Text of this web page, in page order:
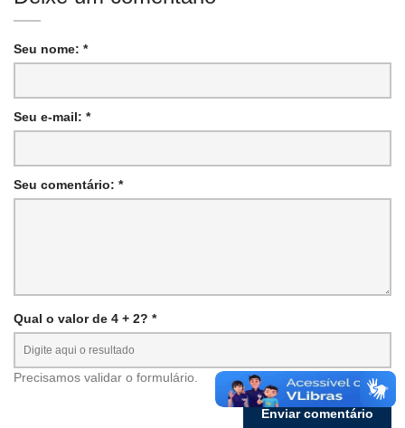
Seu nome: *
Seu e-mail: *
Seu comentário: *
Qual o valor de 4 + 2? *
Precisamos validar o formulário.